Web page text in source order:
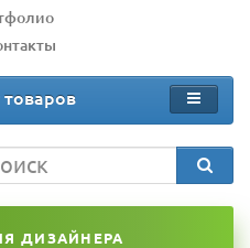
товаров
ДИЗАЙНЕРА